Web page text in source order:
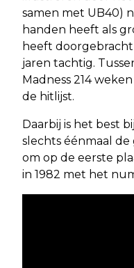
samen met UB40)
handen heeft als
heeft
jaren tachtig.
Madness 214
de hitlijst.
Daarbij is het best
slechts éénmaal
om op de eerste
in 1982 met het